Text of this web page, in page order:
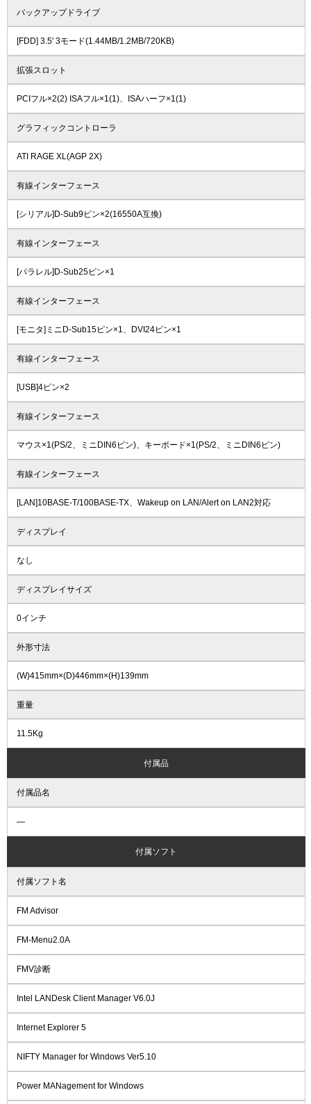
バックアップドライブ
[FDD] 3.5' 3モード(1.44MB/1.2MB/720KB)
拡張スロット
PCIフル×2(2) ISAフル×1(1)、ISAハーフ×1(1)
グラフィックコントローラ
ATI RAGE XL(AGP 2X)
有線インターフェース
[シリアル]D-Sub9ピン×2(16550A互換)
有線インターフェース
[パラレル]D-Sub25ピン×1
有線インターフェース
[モニタ]ミニD-Sub15ピン×1、DVI24ピン×1
有線インターフェース
[USB]4ピン×2
有線インターフェース
マウス×1(PS/2、ミニDIN6ピン)、キーボード×1(PS/2、ミニDIN6ピン)
有線インターフェース
[LAN]10BASE-T/100BASE-TX、Wakeup on LAN/Alert on LAN2対応
ディスプレイ
なし
ディスプレイサイズ
0インチ
外形寸法
(W)415mm×(D)446mm×(H)139mm
重量
11.5Kg
付属品
付属品名
―
付属ソフト
付属ソフト名
FM Advisor
FM-Menu2.0A
FMV診断
Intel LANDesk Client Manager V6.0J
Internet Explorer 5
NIFTY Manager for Windows Ver5.10
Power MANagement for Windows